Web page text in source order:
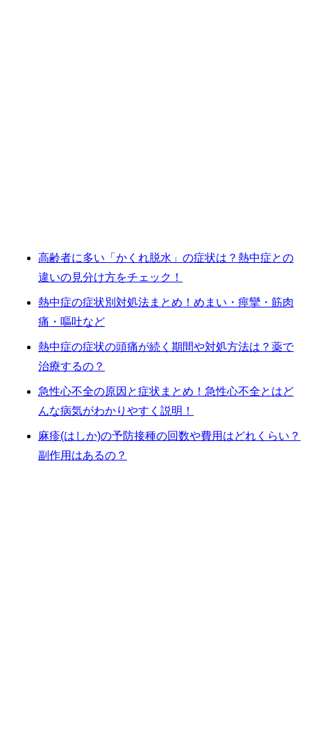
高齢者に多い「かくれ脱水」の症状は？熱中症との
違いの見分け方をチェック！
熱中症の症状別対処法まとめ！めまい・痙攣・筋肉
痛・嘔吐など
熱中症の症状の頭痛が続く期間や対処方法は？薬で
治療するの？
急性心不全の原因と症状まとめ！急性心不全とはど
んな病気がわかりやすく説明！
麻疹(はしか)の予防接種の回数や費用はどれくらい？
副作用はあるの？